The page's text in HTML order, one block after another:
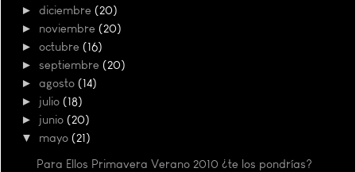
► diciembre (20)
► noviembre (20)
► octubre (16)
► septiembre (20)
► agosto (14)
► julio (18)
► junio (20)
▼ mayo (21)
Para Ellos Primavera Verano 2010 ¿te los pondrías?